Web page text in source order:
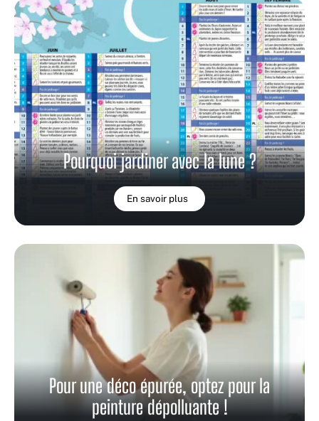
Pourquoi jardiner avec la lune ?
En savoir plus
Pour une déco épurée, optez pour la
peinture dépolluante !